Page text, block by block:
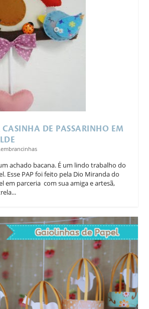
DE PASSARINHO EM
achado bacana. É um lindo trabalho do
Esse PAP foi feito pela Dio Miranda do
em parceria com sua amiga e artesã,